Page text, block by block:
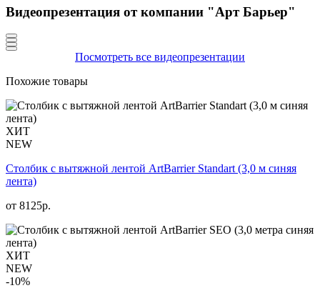
Видеопрезентация от компании "Арт Барьер"
Посмотреть все видеопрезентации
Похожие товары
ХИТ
NEW
Столбик с вытяжной лентой ArtBarrier Standart (3,0 м синяя
лента)
от 8125р.
ХИТ
NEW
-10%